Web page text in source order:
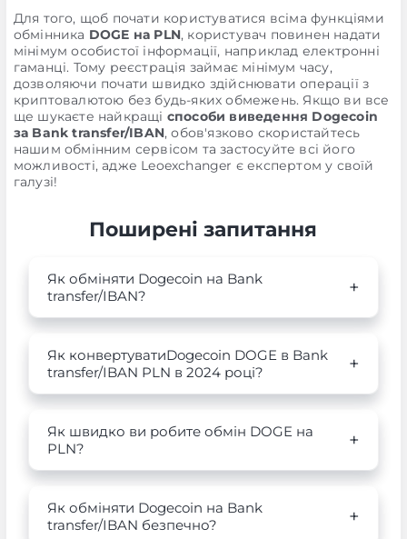
Для того, щоб почати користуватися всіма функціями
обмінника DOGE на PLN, користувач повинен надати
мінімум особистої інформації, наприклад електронні
гаманці. Тому реєстрація займає мінімум часу,
дозволяючи почати швидко здійснювати операції з
криптовалютою без будь-яких обмежень. Якщо ви все
ще шукаєте найкращі способи виведення Dogecoin
за Bank transfer/IBAN, обов'язково скористайтесь
нашим обмінним сервісом та застосуйте всі його
можливості, адже Leoexchanger є експертом у своїй
галузі!
Поширені запитання
Як обміняти Dogecoin на Bank
transfer/IBAN?
Як конвертуватиDogecoin DOGE в Bank
transfer/IBAN PLN в 2024 році?
Як швидко ви робите обмін DOGE на
PLN?
Як обміняти Dogecoin на Bank
transfer/IBAN безпечно?